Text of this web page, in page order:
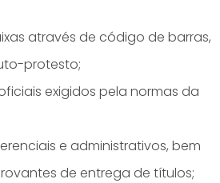
através de código de barras,
protesto;
exigidos pela normas da
e administrativos, bem
de entrega de títulos;